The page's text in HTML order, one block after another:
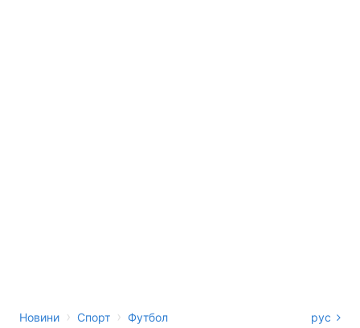
Новини › Спорт › Футбол рус